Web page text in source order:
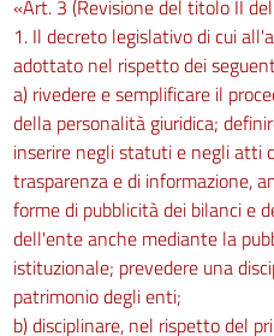
«Art. 3 (Revisione del titolo II
1. Il decreto legislativo di cui
adottato nel rispetto dei
a) rivedere e semplificare il
della personalità giuridica;
inserire negli statuti e negli atti
trasparenza e di informazione,
forme di pubblicità dei bilanci e
dell'ente anche mediante la
istituzionale; prevedere una
patrimonio degli enti;
b) disciplinare, nel rispetto del